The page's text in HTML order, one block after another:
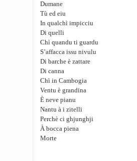
Dumane
Tù ed eiu
In qualchì impicciu
Di quelli
Chì quandu ti guardu
S’affacca issu nivulu
Di barche è zattare
Di canna
Chì in Cambogia
Ventu è grandina
È neve pianu
Nantu à i zitelli
Perchè ci ghjunghji
À bocca piena
Morte